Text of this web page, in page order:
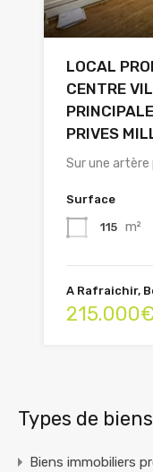
LOCAL
CENTRE
PRIVES
Sur une artère
Surface
115 m²
A Rafraichir,
Types de biens
Biens immobiliers